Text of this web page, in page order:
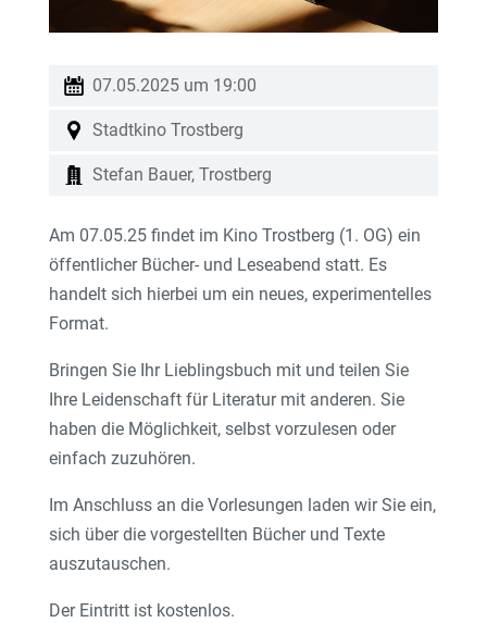
07.05.2025 um 19:00
Stadtkino Trostberg
Stefan Bauer, Trostberg
Am 07.05.25 findet im Kino Trostberg (1. OG) ein
öffentlicher Bücher- und Leseabend statt. Es
handelt sich hierbei um ein neues, experimentelles
Format.
Bringen Sie Ihr Lieblingsbuch mit und teilen Sie
Ihre Leidenschaft für Literatur mit anderen. Sie
haben die Möglichkeit, selbst vorzulesen oder
einfach zuzuhören.
Im Anschluss an die Vorlesungen laden wir Sie ein,
sich über die vorgestellten Bücher und Texte
auszutauschen.
Der Eintritt ist kostenlos.